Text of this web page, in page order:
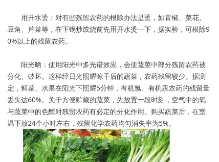
用开水烫：对有些残留农药的根除办法是烫，如青椒、菜花、
豆角、芹菜等，在下锅炒或烧前先用开水烫一下，据实验，可根除9
0%以上的残留农药。
阳光晒：使用阳光中多光谱效应，会使蔬菜中部分残留农药被
分化、破坏。这样经日光照耀晾干后的蔬菜，农药残留较少。据测
定，鲜菜、水果在阳光下照耀5分钟，有机氯、有机汞农药的残留量
丢失达60%。关于方便贮藏的蔬菜，先放置一段时刻，空气中的氧
与蔬菜中的色酶对残留农药有必定的分化作用。购买蔬菜后，在室
温下放24个小时左右，残留化学农药均匀消失率为5%。